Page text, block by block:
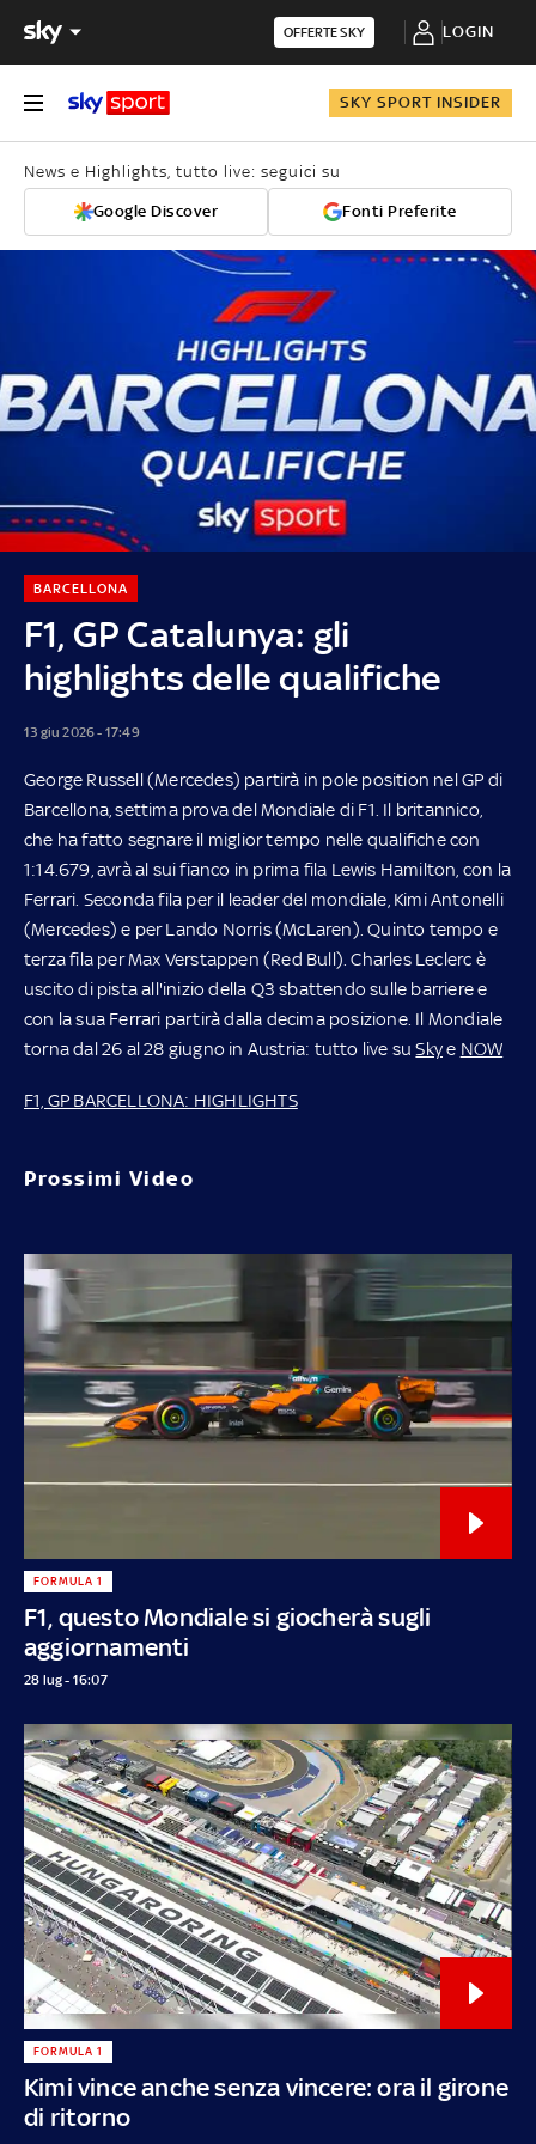
OFFERTE SKY LOGIN
SKY SPORT INSIDER
News e Highlights, tutto live: seguici su
Google Discover Fonti Preferite
F1, GP Catalunya: gli
highlights delle qualifiche
BARCELLONA
13 giu 2026 - 17:49
George Russell (Mercedes) partirà in pole position nel GP di
Barcellona, settima prova del Mondiale di F1. Il britannico,
che ha fatto segnare il miglior tempo nelle qualifiche con
1:14.679, avrà al sui fianco in prima fila Lewis Hamilton, con la
Ferrari. Seconda fila per il leader del mondiale, Kimi Antonelli
(Mercedes) e per Lando Norris (McLaren). Quinto tempo e
terza fila per Max Verstappen (Red Bull). Charles Leclerc è
uscito di pista all'inizio della Q3 sbattendo sulle barriere e
con la sua Ferrari partirà dalla decima posizione. Il Mondiale
torna dal 26 al 28 giugno in Austria: tutto live suSkye NOW
F1, GP BARCELLONA: HIGHLIGHTS
Prossimi Video
F1, questo Mondiale si giocherà sugli
aggiornamenti
FORMULA 1
28 lug - 16:07
Kimi vince anche senza vincere: ora il girone
di ritorno
FORMULA 1